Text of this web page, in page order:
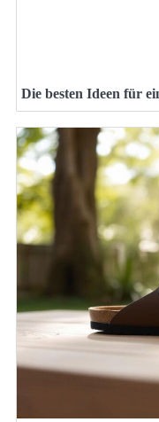
Die besten Ideen für